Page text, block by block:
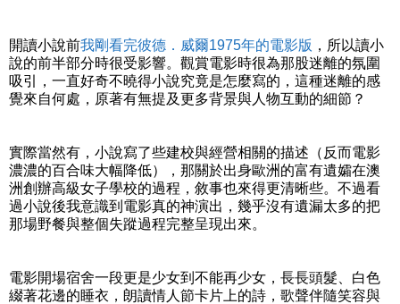
開讀小說前我剛看完彼德．威爾1975年的電影版 ，所以讀小
說的前半部分時很受影響。觀賞電影時很為那股迷離的氛圍
吸引，一直好奇不曉得小說究竟是怎麼寫的，這種迷離的感
覺來自何處，原著有無提及更多背景與人物互動的細節？
實際當然有，小說寫了些建校與經營相關的描述（反而電影
濃濃的百合味大幅降低），那關於出身歐洲的富有遺孀在澳
洲創辦高級女子學校的過程，敘事也來得更清晰些。不過看
過小說後我意識到電影真的神演出，幾乎沒有遺漏太多的把
那場野餐與整個失蹤過程完整呈現出來。
電影開場宿舍一段更是少女到不能再少女，長長頭髮、白色
綴著花邊的睡衣，朗讀情人節卡片上的詩，歌聲伴隨笑容與